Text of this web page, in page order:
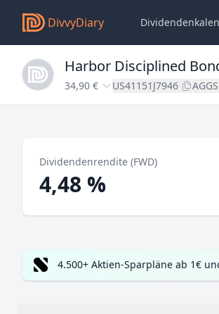
DivvyDiary
Harbor Disciplined
34,90 € US41151J7946 AGGS
Dividendenrendite (FWD)
4,48 %
4.500+ Aktien-Sparpläne ab 1€